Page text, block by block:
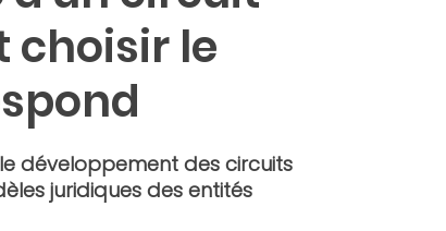
choisir le
développement des circuits
juridiques des entités